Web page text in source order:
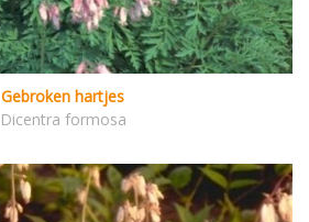
Gebroken hartjes
Dicentra formosa